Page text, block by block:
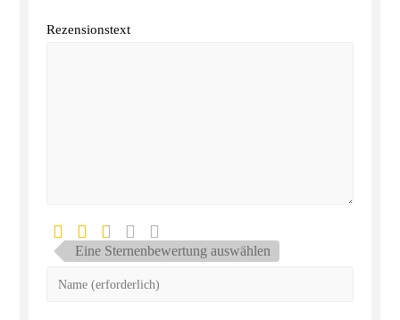
Rezensionstext
Eine Sternenbewertung auswählen